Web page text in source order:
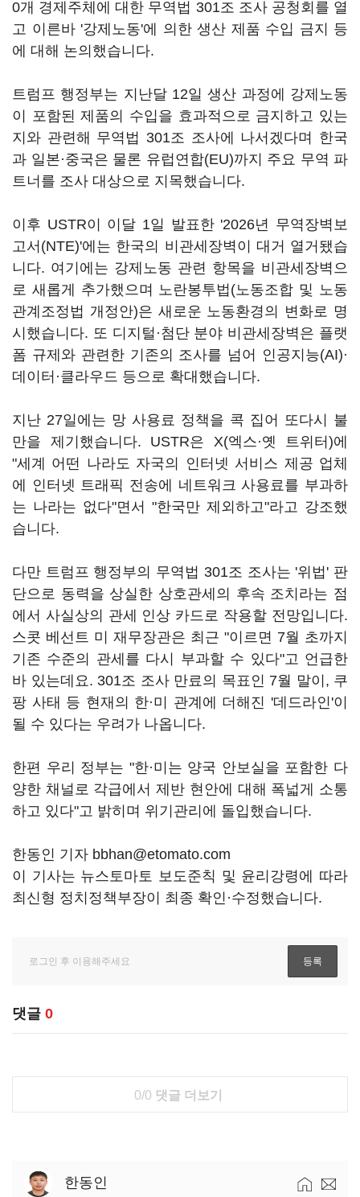
0개 경제주체에 대한 무역법 301조 조사 공청회를 열
고 이른바 '강제노동'에 의한 생산 제품 수입 금지 등
에 대해 논의했습니다.
트럼프 행정부는 지난달 12일 생산 과정에 강제노동
이 포함된 제품의 수입을 효과적으로 금지하고 있는
지와 관련해 무역법 301조 조사에 나서겠다며 한국
과 일본·중국은 물론 유럽연합(EU)까지 주요 무역 파
트너를 조사 대상으로 지목했습니다.
이후 USTR이 이달 1일 발표한 '2026년 무역장벽보
고서(NTE)'에는 한국의 비관세장벽이 대거 열거됐습
니다. 여기에는 강제노동 관련 항목을 비관세장벽으
로 새롭게 추가했으며 노란봉투법(노동조합 및 노동
관계조정법 개정안)은 새로운 노동환경의 변화로 명
시했습니다. 또 디지털·첨단 분야 비관세장벽은 플랫
폼 규제와 관련한 기존의 조사를 넘어 인공지능(AI)·
데이터·클라우드 등으로 확대했습니다.
지난 27일에는 망 사용료 정책을 콕 집어 또다시 불
만을 제기했습니다. USTR은 X(엑스·옛 트위터)에
"세계 어떤 나라도 자국의 인터넷 서비스 제공 업체
에 인터넷 트래픽 전송에 네트워크 사용료를 부과하
는 나라는 없다"면서 "한국만 제외하고"라고 강조했
습니다.
다만 트럼프 행정부의 무역법 301조 조사는 '위법' 판
단으로 동력을 상실한 상호관세의 후속 조치라는 점
에서 사실상의 관세 인상 카드로 작용할 전망입니다.
스콧 베선트 미 재무장관은 최근 "이르면 7월 초까지
기존 수준의 관세를 다시 부과할 수 있다"고 언급한
바 있는데요. 301조 조사 만료의 목표인 7월 말이, 쿠
팡 사태 등 현재의 한·미 관계에 더해진 '데드라인'이
될 수 있다는 우려가 나옵니다.
한편 우리 정부는 "한·미는 양국 안보실을 포함한 다
양한 채널로 각급에서 제반 현안에 대해 폭넓게 소통
하고 있다"고 밝히며 위기관리에 돌입했습니다.
한동인 기자 bbhan@etomato.com
이 기사는 뉴스토마토 보도준칙 및 윤리강령에 따라
최신형 정치정책부장이 최종 확인·수정했습니다.
댓글 0
0/0 댓글 더보기
한동인